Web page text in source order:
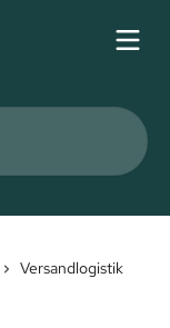
Versandlogistik